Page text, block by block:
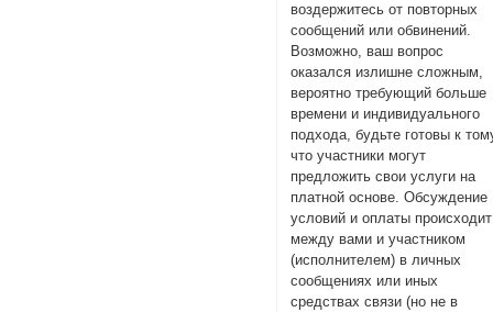
воздержитесь от повторных
сообщений или обвинений.
Возможно, ваш вопрос
оказался излишне сложным,
вероятно требующий больше
времени и индивидуального
подхода, будьте готовы к
что участники могут
предложить свои услуги на
платной основе. Обсуждение
условий и оплаты происходит
между вами и участником
(исполнителем) в личных
сообщениях или иных
средствах связи (но не в